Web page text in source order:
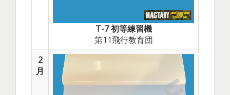
T-7 初等練習機
第11飛行教育団
2
月